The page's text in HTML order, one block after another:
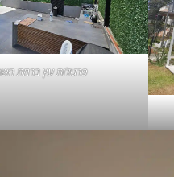
פרגולות עץ ברמת